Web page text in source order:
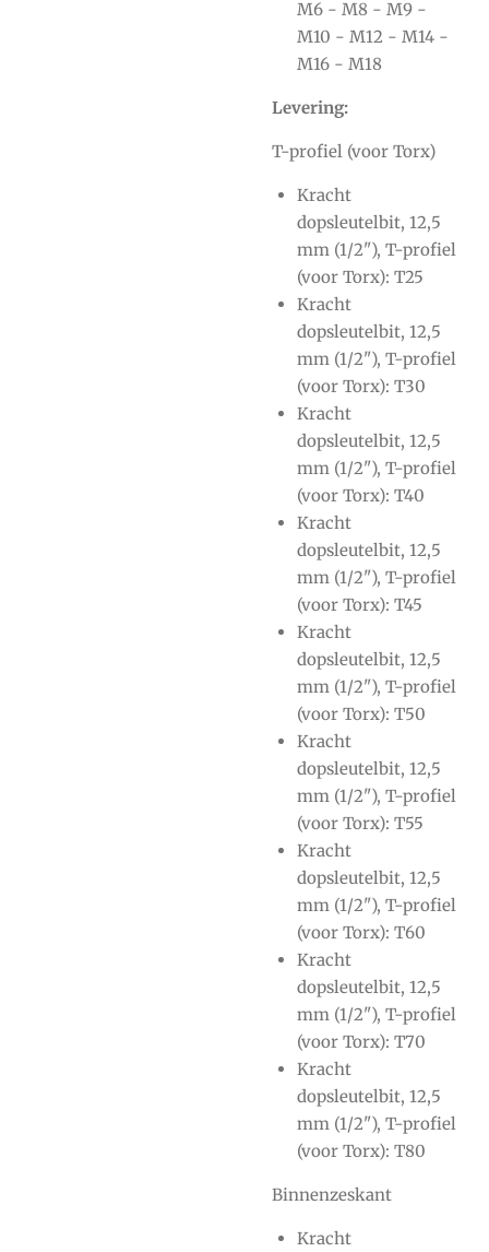
M6 - M8 - M9 -
M10 - M12 - M14 -
M16 - M18
Levering:
T-profiel (voor Torx)
Kracht
dopsleutelbit, 12,5
mm (1/2"), T-profiel
(voor Torx): T25
Kracht
dopsleutelbit, 12,5
mm (1/2"), T-profiel
(voor Torx): T30
Kracht
dopsleutelbit, 12,5
mm (1/2"), T-profiel
(voor Torx): T40
Kracht
dopsleutelbit, 12,5
mm (1/2"), T-profiel
(voor Torx): T45
Kracht
dopsleutelbit, 12,5
mm (1/2"), T-profiel
(voor Torx): T50
Kracht
dopsleutelbit, 12,5
mm (1/2"), T-profiel
(voor Torx): T55
Kracht
dopsleutelbit, 12,5
mm (1/2"), T-profiel
(voor Torx): T60
Kracht
dopsleutelbit, 12,5
mm (1/2"), T-profiel
(voor Torx): T70
Kracht
dopsleutelbit, 12,5
mm (1/2"), T-profiel
(voor Torx): T80
Binnenzeskant
Kracht